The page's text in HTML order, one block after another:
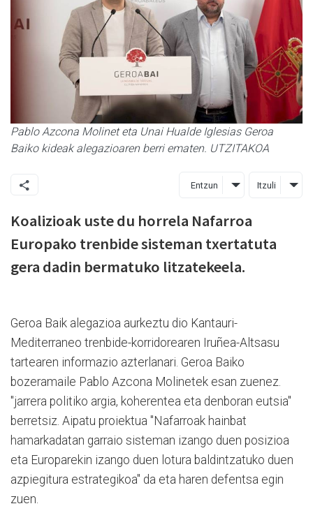
Pablo Azcona Molinet eta Unai Hualde Iglesias Geroa
Baiko kideak alegazioaren berri ematen. UTZITAKOA
Entzun Itzuli
Koalizioak uste du horrela Nafarroa
Europako trenbide sisteman txertatuta
gera dadin bermatuko litzatekeela.
Geroa Baik alegazioa aurkeztu dio Kantauri-
Mediterraneo trenbide-korridorearen Iruñea-Altsasu
tartearen informazio azterlanari. Geroa Baiko
bozeramaile Pablo Azcona Molinetek esan zuenez.
"jarrera politiko argia, koherentea eta denboran eutsia"
berretsiz. Aipatu proiektua "Nafarroak hainbat
hamarkadatan garraio sisteman izango duen posizioa
eta Europarekin izango duen lotura baldintzatuko duen
azpiegitura estrategikoa" da eta haren defentsa egin
zuen.